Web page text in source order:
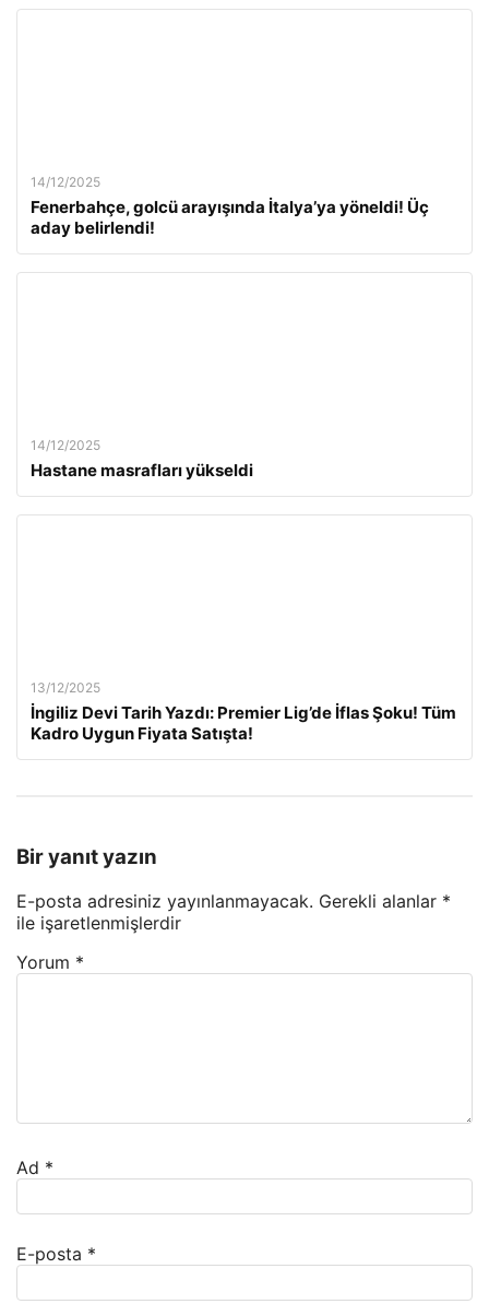
14/12/2025
Fenerbahçe, golcü arayışında İtalya’ya yöneldi! Üç
aday belirlendi!
14/12/2025
Hastane masrafları yükseldi
13/12/2025
İngiliz Devi Tarih Yazdı: Premier Lig’de İflas Şoku! Tüm
Kadro Uygun Fiyata Satışta!
Bir yanıt yazın
E-posta adresiniz yayınlanmayacak. Gerekli alanlar *
ile işaretlenmişlerdir
Yorum *
Ad *
E-posta *